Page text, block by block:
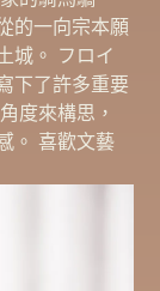
的一向宗本願
城。 フロイ
下了許多重要
度來構思，
。 喜歡文藝